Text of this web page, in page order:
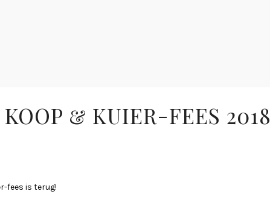
& KUIER-FEES 2018
fees is terug!